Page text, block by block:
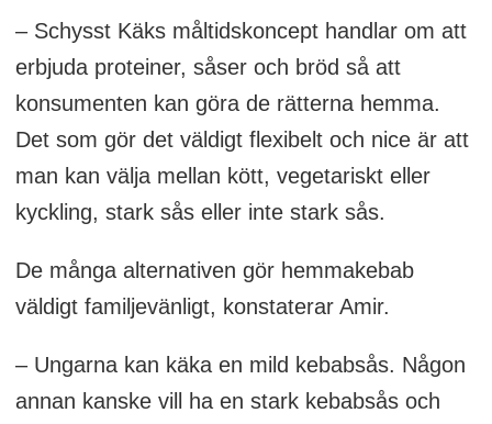
– Schysst Käks måltidskoncept handlar om att
erbjuda proteiner, såser och bröd så att
konsumenten kan göra de rätterna hemma.
Det som gör det väldigt flexibelt och nice är att
man kan välja mellan kött, vegetariskt eller
kyckling, stark sås eller inte stark sås.
De många alternativen gör hemmakebab
väldigt familjevänligt, konstaterar Amir.
– Ungarna kan käka en mild kebabsås. Någon
annan kanske vill ha en stark kebabsås och